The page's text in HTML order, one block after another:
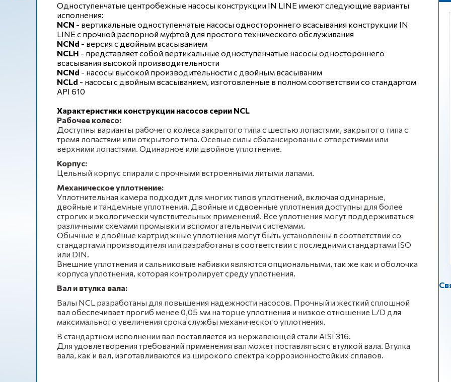
Одноступенчатые центробежные насосы конструкции IN LINE имеют следующие варианты
исполнения:
NCN - вертикальные одноступенчатые насосы одностороннего всасывания конструкции IN
LINE с прочной распорной муфтой для простого технического обслуживания
NCNd - версия с двойным всасыванием
NCLH - представляет собой вертикальные одноступенчатые насосы одностороннего
всасывания высокой производительности
NCNd - насосы высокой производительности с двойным всасываним
NCLd - насосы с двойным всасыванием, изготовленные в полном соответствии со стандартом
API 610
Характеристики конструкции насосов серии NCL
Рабочее колесо:
Доступны варианты рабочего колеса закрытого типа с шестью лопастями, закрытого типа с
тремя лопастями или открытого типа. Осевые силы сбалансированы с отверстиями или
верхними лопастями. Одинарное или двойное уплотнение.
Корпус:
Цельный корпус спирали с прочными встроенными литыми лапами.
Механическое уплотнение:
Уплотнительная камера подходит для многих типов уплотнений, включая одинарные,
двойные и тандемные уплотнения. Двойные и сдвоенные уплотнения доступны для более
строгих и экологически чувствительных применений. Все уплотнения могут поддерживаться
различными схемами промывки и вспомогательными системами.
Обычные и двойные картриджные уплотнения могут быть установлены в соответствии со
стандартами производителя или разработаны в соответствии с последними стандартами ISO
или DIN.
Внешние уплотнения и сальниковые набивки являются опциональными, так же как и оболочка
корпуса уплотнения, которая контролирует среду уплотнения.
Вал и втулка вала:
Валы NCL разработаны для повышения надежности насосов. Прочный и жесткий сплошной
вал обеспечивает прогиб менее 0,05 мм на торце уплотнения и низкое отношение L/D для
максимального увеличения срока службы механического уплотнения.
В стандартном исполнении вал поставляется из нержавеющей стали AISI 316.
Для удовлетворения требований применения вал может поставляться с втулкой вала. Втулка
вала, как и вал, изготавливаются из широкого спектра коррозионностойких сплавов.